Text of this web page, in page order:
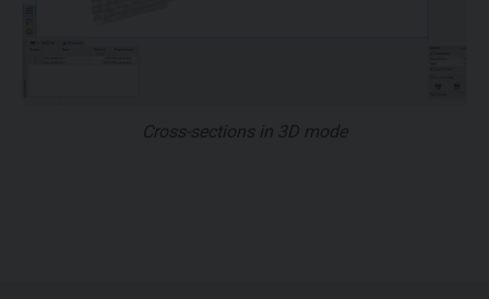
Cross-sections in 3D mode